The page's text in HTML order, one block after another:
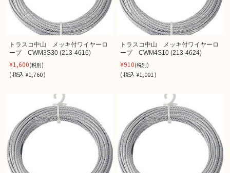
トラスコ中山 メッキ付ワイヤーロ
ープ CWM3S30 (213-4616)
¥1,600(税別)
(税込¥1,760 )
トラスコ中山 メッキ付ワイヤーロ
ープ CWM4S10 (213-4624)
¥910(税別)
(税込 ¥1,001 )